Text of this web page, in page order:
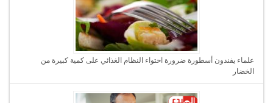
علماء يفندون أسطورة ضرورة احتواء النظام الغذائي على كمية كبيرة من
الخضار